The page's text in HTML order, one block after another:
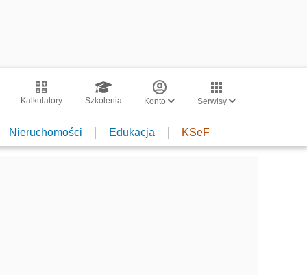
Kalkulatory Szkolenia Konto Serwisy
Nieruchomości Edukacja KSeF